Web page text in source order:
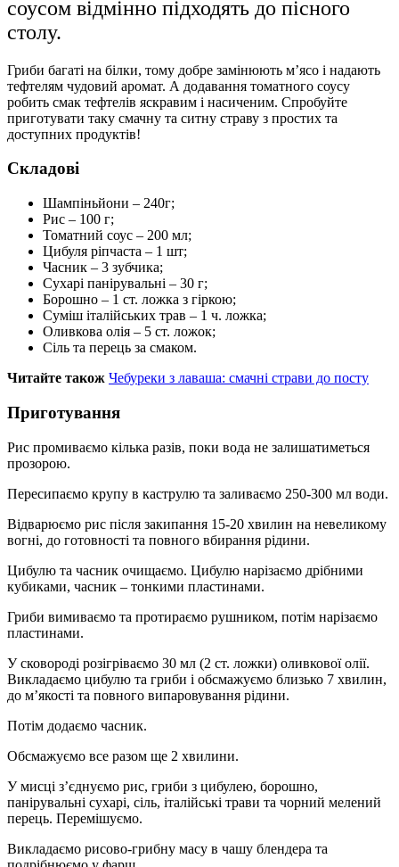
соусом відмінно підходять до пісного
столу.
Гриби багаті на білки, тому добре замінюють м’ясо і надають
тефтелям чудовий аромат. А додавання томатного соусу
робить смак тефтелів яскравим і насиченим. Спробуйте
приготувати таку смачну та ситну страву з простих та
доступних продуктів!
Складові
Шампіньйони – 240г;
Рис – 100 г;
Томатний соус – 200 мл;
Цибуля ріпчаста – 1 шт;
Часник – 3 зубчика;
Сухарі панірувальні – 30 г;
Борошно – 1 ст. ложка з гіркою;
Суміш італійських трав – 1 ч. ложка;
Оливкова олія – 5 ст. ложок;
Сіль та перець за смаком.
Читайте також Чебуреки з лаваша: смачні страви до посту
Приготування
Рис промиваємо кілька разів, поки вода не залишатиметься
прозорою.
Пересипаємо крупу в каструлю та заливаємо 250-300 мл води.
Відварюємо рис після закипання 15-20 хвилин на невеликому
вогні, до готовності та повного вбирання рідини.
Цибулю та часник очищаємо. Цибулю нарізаємо дрібними
кубиками, часник – тонкими пластинами.
Гриби вимиваємо та протираємо рушником, потім нарізаємо
пластинами.
У сковороді розігріваємо 30 мл (2 ст. ложки) оливкової олії.
Викладаємо цибулю та гриби і обсмажуємо близько 7 хвилин,
до м’якості та повного випаровування рідини.
Потім додаємо часник.
Обсмажуємо все разом ще 2 хвилини.
У мисці з’єднуємо рис, гриби з цибулею, борошно,
панірувальні сухарі, сіль, італійські трави та чорний мелений
перець. Перемішуємо.
Викладаємо рисово-грибну масу в чашу блендера та